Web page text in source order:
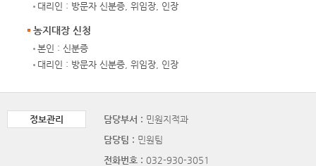
대리인 : 방문자 신분증, 위임장, 인장
농지대장 신청
본인 : 신분증
대리인 : 방문자 신분증, 위임장, 인장
정보관리 담당부서 : 민원지적과
담당팀 : 민원팀
전화번호 : 032-930-3051